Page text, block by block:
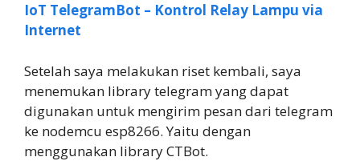
IoT TelegramBot – Kontrol Relay Lampu via
Internet
Setelah saya melakukan riset kembali, saya
menemukan library telegram yang dapat
digunakan untuk mengirim pesan dari telegram
ke nodemcu esp8266. Yaitu dengan
menggunakan library CTBot.